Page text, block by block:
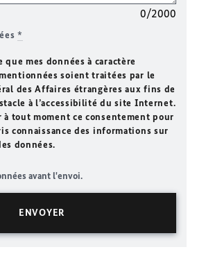
0/2000
*
que mes données à caractère
soient traitées par le
des Affaires étrangères aux fins de
à l’accessibilité du site Internet.
tout moment ce consentement pour
connaissance des informations sur
données.
avant l'envoi.